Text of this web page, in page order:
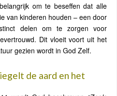
om te beseffen dat alle
van kinderen houden – een door
delen om te zorgen voor
Dit vloeit voort uit het
gezien wordt in God Zelf.
de aard en het